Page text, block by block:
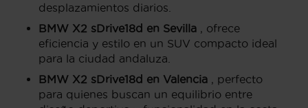
desplazamientos diarios.
BMW X2 sDrive18d en Sevilla , ofrece
eficiencia y estilo en un SUV compacto ideal
para la ciudad andaluza.
BMW X2 sDrive18d en Valencia , perfecto
para quienes buscan un equilibrio entre